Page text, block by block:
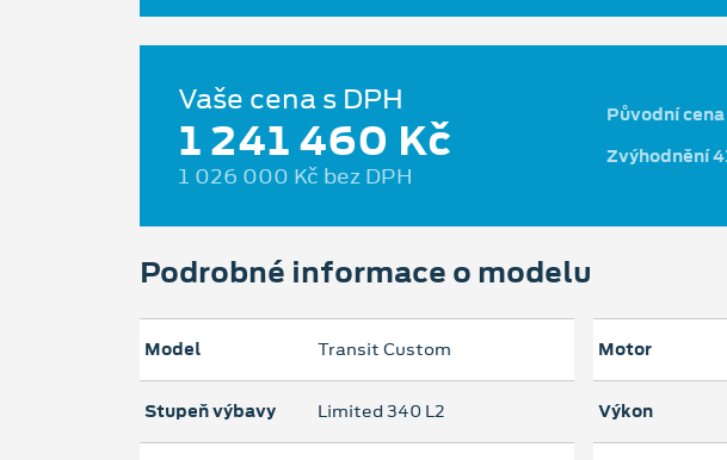
Vaše cena s DPH
1 241 460 Kč
1 026 000 Kč bez DPH
Původní
Zvýhodnění
Podrobné informace o modelu
Model Transit Custom
Stupeň výbavy Limited 340 L2
Motor
Výkon